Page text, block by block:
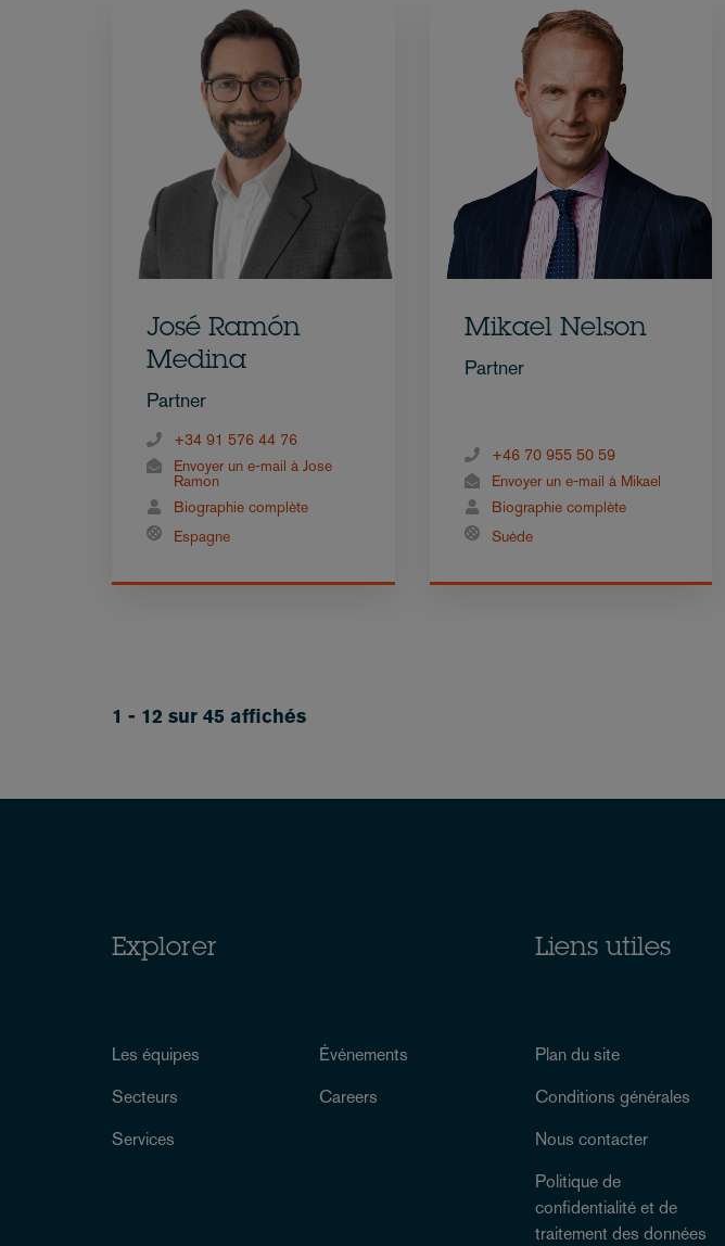
José Ramón
Medina
Partner
+34 91 576 44 76
Envoyer un e-mail à Jose
Ramon
Biographie complète
Espagne
Mikael Nelson
Partner
+46 70 955 50 59
Envoyer un e-mail à Mikael
Biographie complète
Suède
1 - 12 sur 45 affichés
Explorer
Les équipes
Secteurs
Services
Événements
Careers
Liens utiles
Plan du site
Conditions générales
Nous contacter
Politique de
confidentialité et de
traitement des données